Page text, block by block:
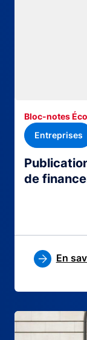
de
Bloc-notes Éco
Entreprises
En